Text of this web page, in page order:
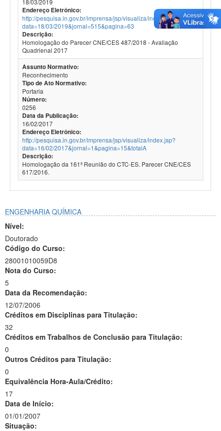
18/03/2019
Endereço Eletrônico:
http://pesquisa.in.gov.br/imprensa/jsp/visualiza/index.jsp?
data=18/03/2019&jornal=515&pagina=63
Descrição:
Homologação do Parecer CNE/CES 487/2018 - Avaliação
Quadrienal 2017
Assunto Normativo:
Reconhecimento
Tipo de Ato Normativo:
Portaria
Número:
0256
Data da Publicação:
16/02/2017
Endereço Eletrônico:
http://pesquisa.in.gov.br/imprensa/jsp/visualiza/index.jsp?
data=16/02/2017&jornal=1&pagina=15&totalA
Descrição:
Homologação da 161ª Reunião do CTC-ES. Parecer CNE/CES
617/2016.
ENGENHARIA QUÍMICA
Nível:
Doutorado
Código do Curso:
28001010059D8
Nota do Curso:
5
Data da Recomendação:
12/07/2006
Créditos em Disciplinas para Titulação:
32
Créditos em Trabalhos de Conclusão para Titulação:
0
Outros Créditos para Titulação:
0
Equivalência Hora-Aula/Crédito:
17
Data de Início:
01/01/2007
Situação: